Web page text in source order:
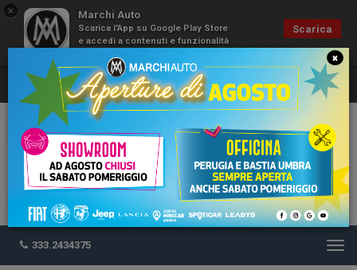
× Marchi Auto
Scarica l'App su Google Play Store
e accedi a contenuti e funzionalità
Scarica
333.2434375
×